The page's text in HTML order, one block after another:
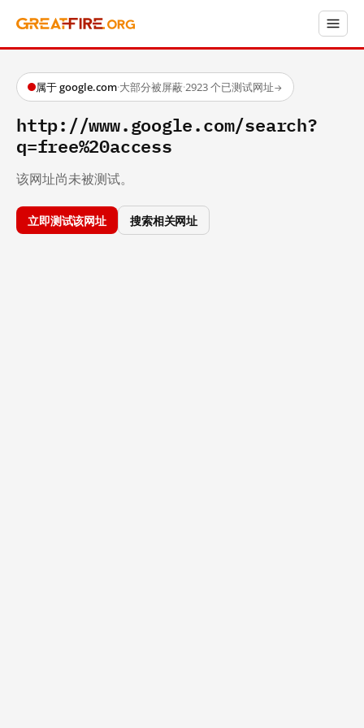
属于 google.com·大部分被屏蔽·2923 个已测试网址→
http://www.google.com/search?
q=free%20access
该网址尚未被测试。
立即测试该网址 搜索相关网址